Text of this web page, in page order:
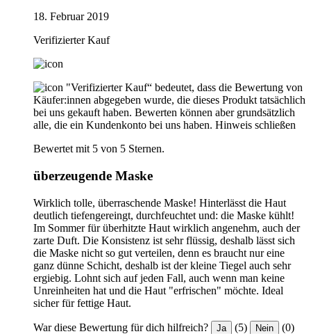
18. Februar 2019
Verifizierter Kauf
"Verifizierter Kauf“ bedeutet, dass die Bewertung von
Käufer:innen abgegeben wurde, die dieses Produkt tatsächlich
bei uns gekauft haben. Bewerten können aber grundsätzlich
alle, die ein Kundenkonto bei uns haben. Hinweis schließen
Bewertet mit 5 von 5 Sternen.
überzeugende Maske
Wirklich tolle, überraschende Maske! Hinterlässt die Haut
deutlich tiefengereingt, durchfeuchtet und: die Maske kühlt!
Im Sommer für überhitzte Haut wirklich angenehm, auch der
zarte Duft. Die Konsistenz ist sehr flüssig, deshalb lässt sich
die Maske nicht so gut verteilen, denn es braucht nur eine
ganz dünne Schicht, deshalb ist der kleine Tiegel auch sehr
ergiebig. Lohnt sich auf jeden Fall, auch wenn man keine
Unreinheiten hat und die Haut "erfrischen" möchte. Ideal
sicher für fettige Haut.
War diese Bewertung für dich hilfreich? Ja (5) Nein (0)